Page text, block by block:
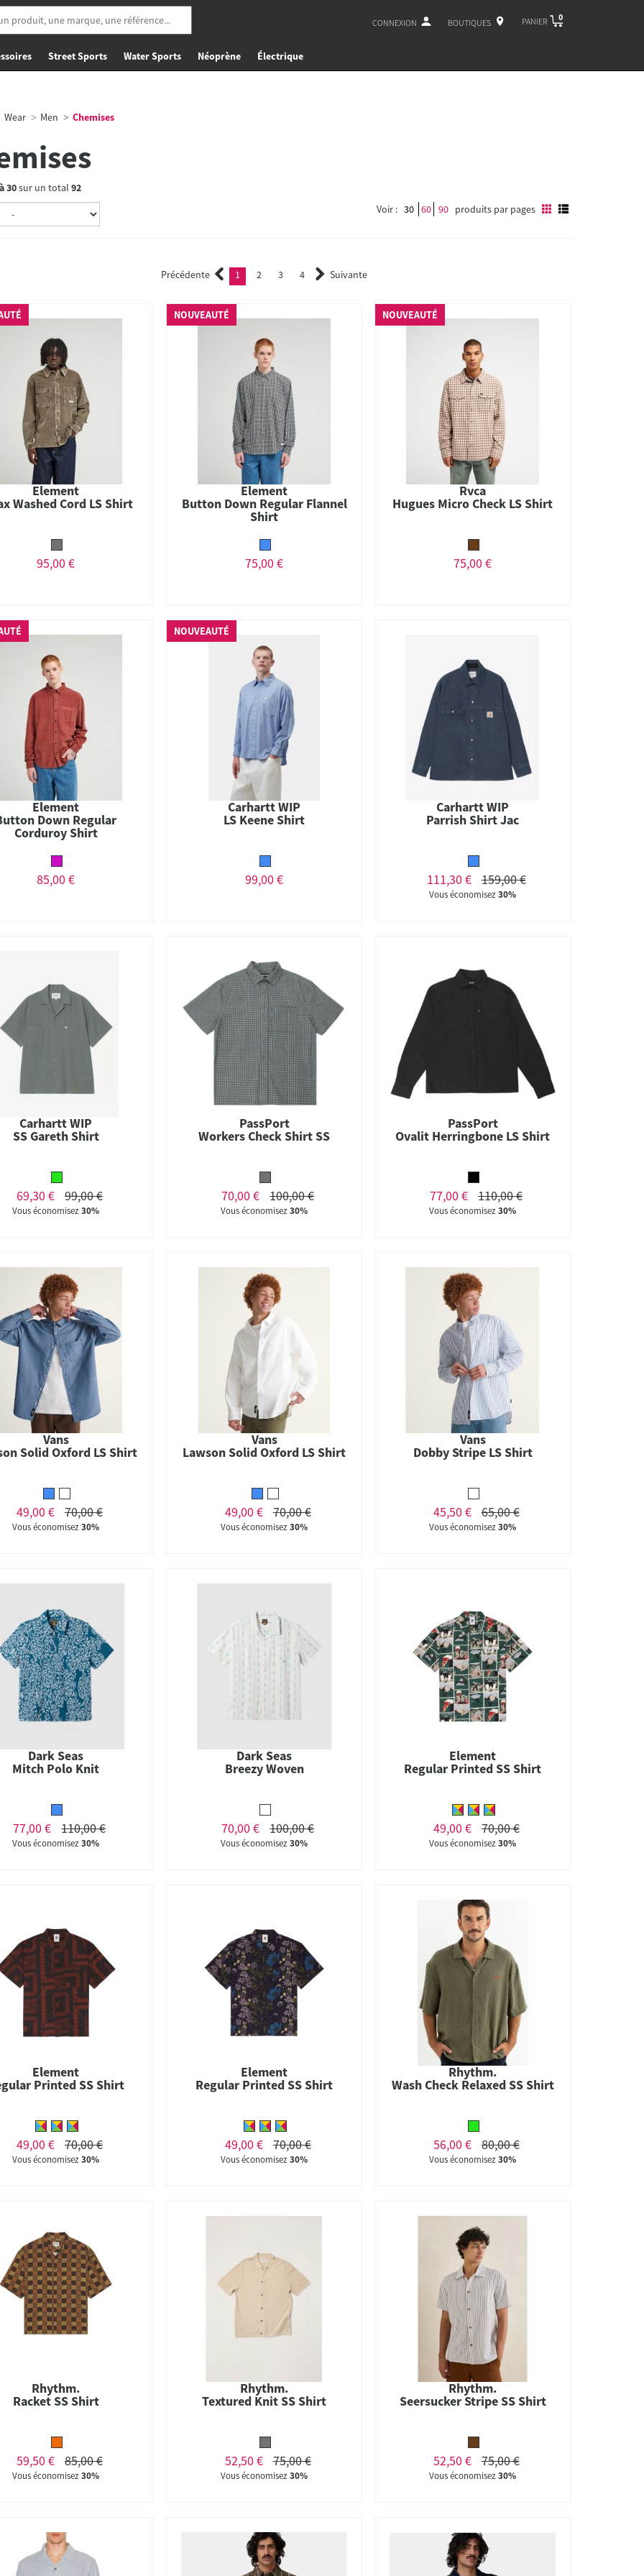
CONNEXION BOUTIQUES PANIER 0
Street Sports Water Sports Néoprène Électrique
Wear Men Chemises
30sur un total 92
Voir : 30 60 90 produits par pages
Précédente 1 (current)
2 3 4 Suivante
Element
Washed Cord LS Shirt
95,00 €
NOUVEAUTÉ
Element
Button Down Regular Flannel
Shirt
75,00 €
NOUVEAUTÉ
Rvca
Hugues Micro Check LS Shirt
75,00 €
Element
Down Regular
Corduroy Shirt
85,00 €
NOUVEAUTÉ
Carhartt WIP
LS Keene Shirt
99,00 €
Carhartt WIP
Parrish Shirt Jac
111,30 € 159,00 €
Vous économisez30%
Carhartt WIP
SS Gareth Shirt
69,30 € 99,00 €
Vous économisez30%
PassPort
Workers Check Shirt SS
70,00 € 100,00 €
Vous économisez30%
PassPort
Ovalit Herringbone LS Shirt
77,00 € 110,00 €
Vous économisez30%
Vans
Solid Oxford LS Shirt
49,00 € 70,00 €
Vous économisez30%
Vans
Lawson Solid Oxford LS Shirt
49,00 € 70,00 €
Vous économisez30%
Vans
Dobby Stripe LS Shirt
45,50 € 65,00 €
Vous économisez30%
Dark Seas
Mitch Polo Knit
77,00 € 110,00 €
Vous économisez30%
Dark Seas
Breezy Woven
70,00 € 100,00 €
Vous économisez30%
Element
Regular Printed SS Shirt
49,00 € 70,00 €
Vous économisez30%
Element
Printed SS Shirt
49,00 € 70,00 €
Vous économisez30%
Element
Regular Printed SS Shirt
49,00 € 70,00 €
Vous économisez30%
Rhythm.
Wash Check Relaxed SS Shirt
56,00 € 80,00 €
Vous économisez30%
Rhythm.
Racket SS Shirt
59,50 € 85,00 €
Vous économisez30%
Rhythm.
Textured Knit SS Shirt
52,50 € 75,00 €
Vous économisez30%
Rhythm.
Seersucker Stripe SS Shirt
52,50 € 75,00 €
Vous économisez30%